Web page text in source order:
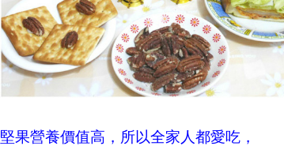
堅果營養價值高，所以全家人都愛吃，